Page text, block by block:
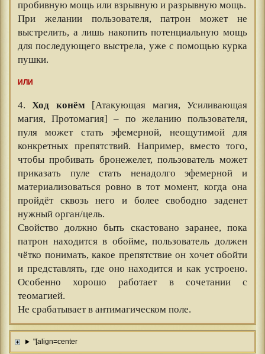
пробивную мощь или взрывную и разрывную мощь.
При желании пользователя, патрон может не
выстрелить, а лишь накопить потенциальную мощь
для последующего выстрела, уже с помощью курка
пушки.
ИЛИ
4.Ход конём [Атакующая магия, Усиливающая
магия, Протомагия] – по желанию пользователя,
пуля может стать эфемерной, неощутимой для
конкретных препятствий. Например, вместо того,
чтобы пробивать бронежелет, пользователь может
приказать пуле стать ненадолго эфемерной и
материализоваться ровно в тот момент, когда она
пройдёт сквозь него и более свободно заденет
нужный орган/цель.
Свойство должно быть скастовано заранее, пока
патрон находится в обойме, пользователь должен
чётко понимать, какое препятствие он хочет обойти
и представлять, где оно находится и как устроено.
Особенно хорошо работает в сочетании с
теомагией.
Не срабатывает в антимагическом поле.
"[align=center